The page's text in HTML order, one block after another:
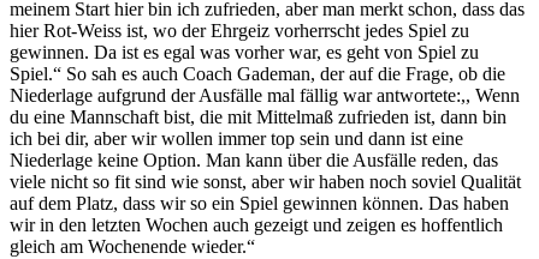
meinem Start hier bin ich zufrieden, aber man merkt schon, dass das
hier Rot-Weiss ist, wo der Ehrgeiz vorherrscht jedes Spiel zu
gewinnen. Da ist es egal was vorher war, es geht von Spiel zu
Spiel.“ So sah es auch Coach Gademan, der auf die Frage, ob die
Niederlage aufgrund der Ausfälle mal fällig war antwortete:,, Wenn
du eine Mannschaft bist, die mit Mittelmaß zufrieden ist, dann bin
ich bei dir, aber wir wollen immer top sein und dann ist eine
Niederlage keine Option. Man kann über die Ausfälle reden, das
viele nicht so fit sind wie sonst, aber wir haben noch soviel Qualität
auf dem Platz, dass wir so ein Spiel gewinnen können. Das haben
wir in den letzten Wochen auch gezeigt und zeigen es hoffentlich
gleich am Wochenende wieder.“